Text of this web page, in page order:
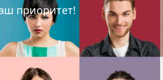
приоритет!